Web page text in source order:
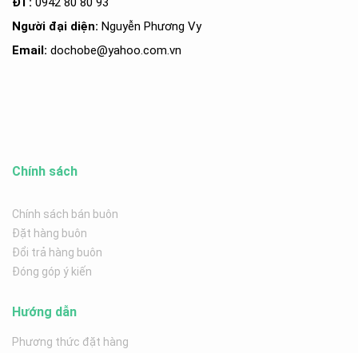
Người đại diện: Nguyễn Phương Vy
Email: dochobe@yahoo.com.vn
Chính sách
Chính sách bán buôn
Đặt hàng buôn
Đổi trả hàng buôn
Đóng góp ý kiến
Hướng dẫn
Phương thức đặt hàng